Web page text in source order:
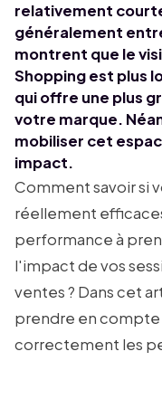
relativement
généralement
montrent que le
Shopping est plus
qui offre une plus
votre marque.
mobiliser cet
impact.
Comment savoir si
réellement
performance à
l'impact de vos
ventes ? Dans cet
prendre en compte
correctement les